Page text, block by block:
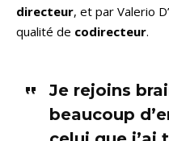
directeur, et par Valerio
qualité de codirecteur.
Je rejoins
beaucoup